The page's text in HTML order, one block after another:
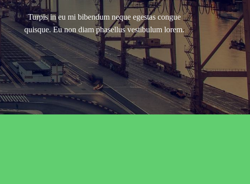
Turpis in eu mi bibendum neque egestas congue
quisque. Eu non diam phasellus vestibulum lorem.